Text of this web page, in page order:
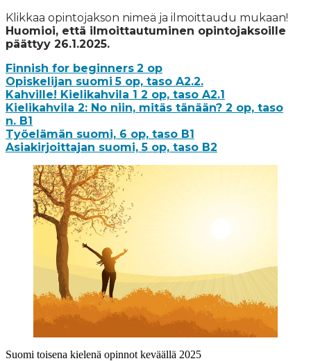
Klikkaa opintojakson nimeä ja ilmoittaudu mukaan!
Huomioi, että ilmoittautuminen opintojaksoille
päättyy 26.1.2025.
Finnish for beginners 2 op
Opiskelijan suomi 5 op, taso A2.2.
Kahville! Kielikahvila 1 2 op, taso A2.1
Kielikahvila 2: No niin, mitäs tänään? 2 op, taso
n. B1
Työelämän suomi, 6 op, taso B1
Asiakirjoittajan suomi, 5 op, taso B2
Suomi toisena kielenä opinnot keväällä 2025